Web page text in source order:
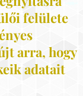
felülete
arra, hogy
adatait